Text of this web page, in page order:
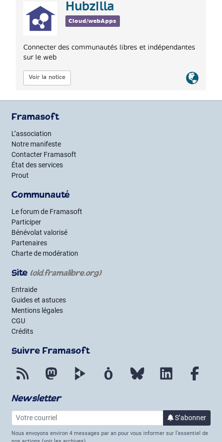
Hubzilla
Cloud/webApps
Connecter des communautés libres et indépendantes
sur le web
Voir la notice
Lien
Framasoft
L’association
Notre manifeste
Contacter Framasoft
État des services
Prout
Communauté
Le forum de Framasoft
Participer
Bénévolat valorisé
Partenaires
Charte de modération
Site (old.framalibre.org)
Entraide
Guides et astuces
Mentions légales
CGU
Crédits
Suivre Framasoft
Flux RSS Mastodon PeerTube Mobilizon Bluesky LinkedIn
Newsletter
Votre courriel
S’abonner
à la lettre
Nous envoyons environ 4 messages par an pour vous informer sur l’essentiel de